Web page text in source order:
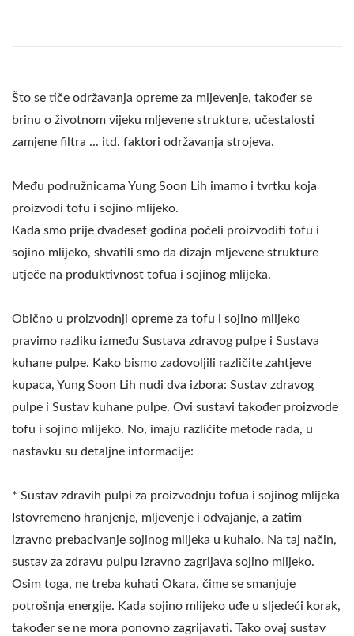
Što se tiče održavanja opreme za mljevenje, također se
brinu o životnom vijeku mljevene strukture, učestalosti
zamjene filtra ... itd. faktori održavanja strojeva.
Među podružnicama Yung Soon Lih imamo i tvrtku koja
proizvodi tofu i sojino mlijeko.
Kada smo prije dvadeset godina počeli proizvoditi tofu i
sojino mlijeko, shvatili smo da dizajn mljevene strukture
utječe na produktivnost tofua i sojinog mlijeka.
Obično u proizvodnji opreme za tofu i sojino mlijeko
pravimo razliku između Sustava zdravog pulpe i Sustava
kuhane pulpe. Kako bismo zadovoljili različite zahtjeve
kupaca, Yung Soon Lih nudi dva izbora: Sustav zdravog
pulpe i Sustav kuhane pulpe. Ovi sustavi također proizvode
tofu i sojino mlijeko. No, imaju različite metode rada, u
nastavku su detaljne informacije:
* Sustav zdravih pulpi za proizvodnju tofua i sojinog mlijeka
Istovremeno hranjenje, mljevenje i odvajanje, a zatim
izravno prebacivanje sojinog mlijeka u kuhalo. Na taj način,
sustav za zdravu pulpu izravno zagrijava sojino mlijeko.
Osim toga, ne treba kuhati Okara, čime se smanjuje
potrošnja energije. Kada sojino mlijeko uđe u sljedeći korak,
također se ne mora ponovno zagrijavati. Tako ovaj sustav